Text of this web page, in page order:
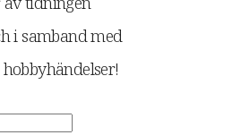
i samband med